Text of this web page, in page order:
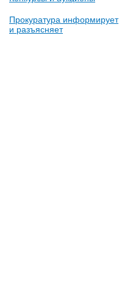
Прокуратура информирует
и разъясняет